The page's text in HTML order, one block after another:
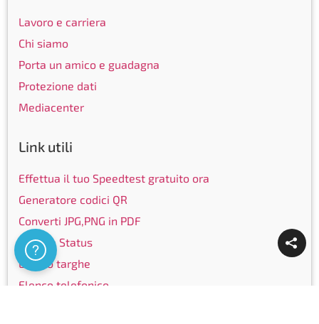
Lavoro e carriera
Chi siamo
Porta un amico e guadagna
Protezione dati
Mediacenter
Link utili
Effettua il tuo Speedtest gratuito ora
Generatore codici QR
Converti JPG,PNG in PDF
Service Status
Elenco targhe
Elenco telefonico
Assistenza